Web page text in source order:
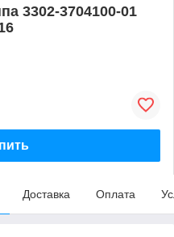
3302-3704100-01
Доставка Оплата